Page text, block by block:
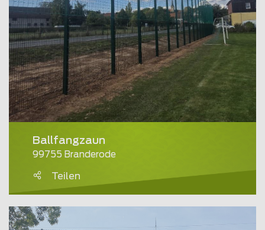
Ballfangzaun
99755 Branderode
Teilen